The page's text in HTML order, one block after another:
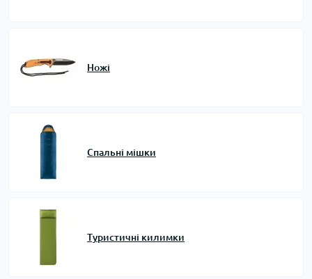
Ножі
Спальні мішки
Туристичні килимки